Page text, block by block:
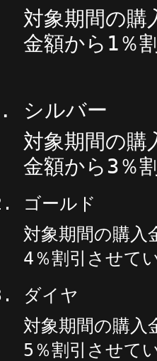
対象期間の購
金額から 1％
シルバー
対象期間の購
金額から 3％
ゴールド
対象期間の購入
4 ％割引させて
ダイヤ
対象期間の購入
5 ％割引させて